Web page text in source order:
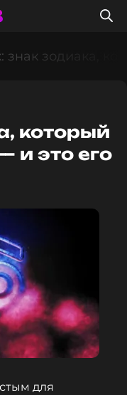
знак зодиака,
который
и это его
для